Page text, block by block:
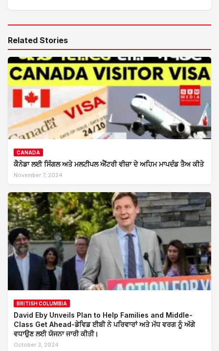
Related Stories
CANADA
ਕੈਨੇਡਾ ਲਈ ਸਿੰਗਲ ਅਤੇ ਮਲਟੀਪਲ ਐਂਟਰੀ ਵੀਜ਼ਾ ਦੇ ਅਹਿਮ ਮਾਪਦੰਡ ਤੈਅ ਕੀਤੇ
November 7, 2024
BRITISH COLUMBIA
David Eby Unveils Plan to Help Families and Middle-
Class Get Ahead-ਡੇਵਿਡ ਈਬੀ ਨੇ ਪਰਿਵਾਰਾਂ ਅਤੇ ਮੱਧ ਵਰਗ ਨੂੰ ਅੱਗੇ
ਵਧਾਉਣ ਲਈ ਯੋਜਨਾ ਜਾਰੀ ਕੀਤੀ।
October 3, 2024